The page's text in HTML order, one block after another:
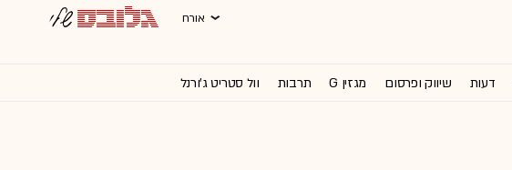
אורח
דעות שיווק ופרסום מגזין G תרבות וול סטריט ג'ורנל